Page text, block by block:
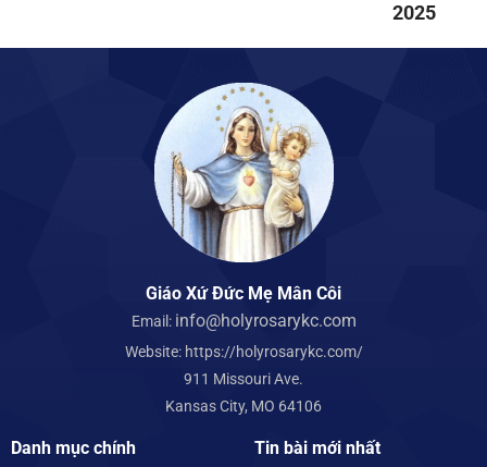
2025
Giáo Xứ Đức Mẹ Mân Côi
Email: info@holyrosarykc.com
Website: https://holyrosarykc.com/
911 Missouri Ave.
Kansas City, MO 64106
Danh mục chính Tin bài mới nhất